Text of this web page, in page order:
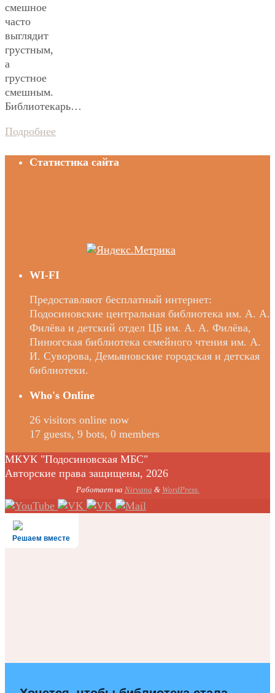
смешное
часто
выглядит
грустным,
а
грустное
смешным.
Библиотекарь…
Подробнее
Статистика сайта
WI-FI
Предоставляют бесплатный интернет:
Подосиновские центральная библиотека им. А. А.
Филёва и детский отдел ЦБ им. А. А. Филёва,
Пинюгская библиотека семейного чтения им. А.
И. Суворова, Демьяновские городская и детская
библиотеки.
Who's Online
26 visitors online now
17 guests, 9 bots, 0 members
МКУК "Подосиновская МБС"
Авторские права защищены, 2026
Работает на Nirvana & WordPress.
Решаем вместе